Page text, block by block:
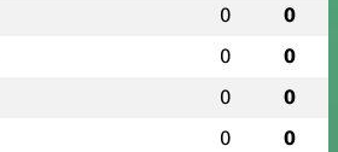
0 0
0 0
0 0
0 0